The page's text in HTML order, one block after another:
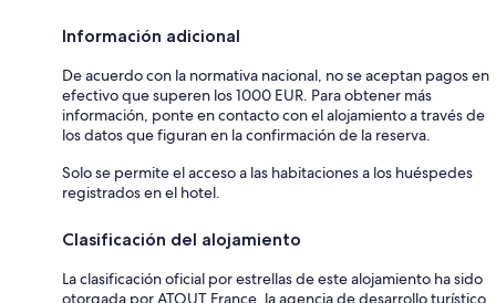
Información adicional
De acuerdo con la normativa nacional, no se aceptan pagos en
efectivo que superen los 1000 EUR. Para obtener más
información, ponte en contacto con el alojamiento a través de
los datos que figuran en la confirmación de la reserva.
Solo se permite el acceso a las habitaciones a los huéspedes
registrados en el hotel.
Clasificación del alojamiento
La clasificación oficial por estrellas de este alojamiento ha sido
otorgada por ATOUT France, la agencia de desarrollo turístico